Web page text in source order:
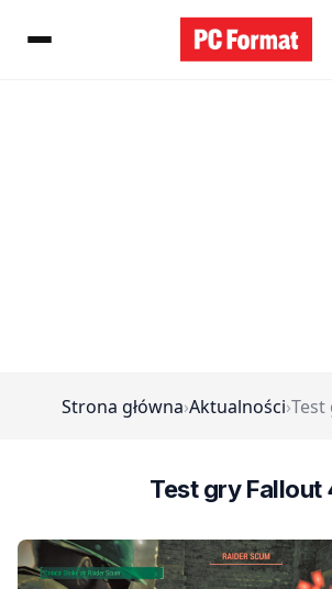
Strona główna›Aktualności›Test
Test gry Fallout